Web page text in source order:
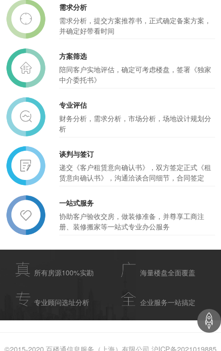
需求分析
需求分析，提交方案推荐书，正式确定备案方案，
并确定好带看时间
方案筛选
陪同客户实地评估，确定可考虑楼盘，签署《独家
中介委托书》
专业评估
财务分析，需求分析，市场分析，场地设计规划分
析
谈判与签订
递交《客户租赁意向确认书》，双方签定正式《租
赁意向确认书》，沟通洽谈合同细节，合同签定
一站式服务
协助客户验收交房，做装修准备，并尊享工商注
册、装修搬家等一站式专业办公服务
所有房源100%实勘 海量楼盘全面覆盖
专业顾问选址分析 企业服务一站搞定